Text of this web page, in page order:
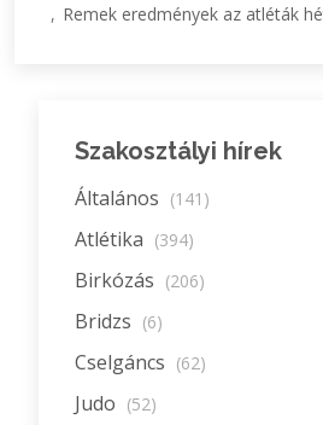
Remek eredmények az atléták
Szakosztályi hírek
Általános (141)
Atlétika (394)
Birkózás (206)
Bridzs (6)
Cselgáncs (62)
Judo (52)